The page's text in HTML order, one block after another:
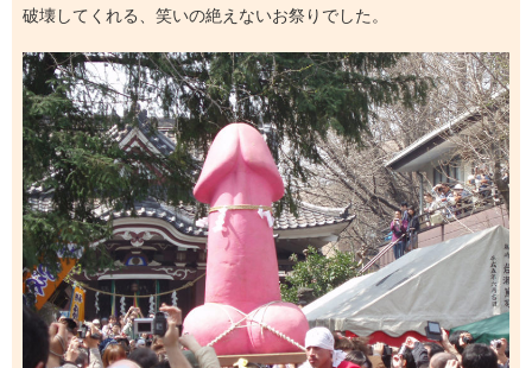
破壊してくれる、笑いの絶えないお祭りでした。